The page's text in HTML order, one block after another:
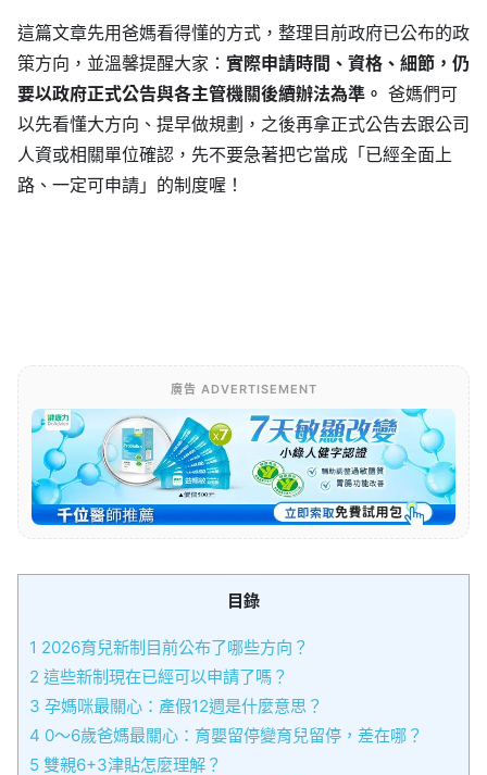
這篇文章先用爸媽看得懂的方式，整理目前政府已公布的政
策方向，並溫馨提醒大家： 實際申請時間、資格、細節，仍
要以政府正式公告與各主管機關後續辦法為準。 爸媽們可
以先看懂大方向、提早做規劃，之後再拿正式公告去跟公司
人資或相關單位確認，先不要急著把它當成「已經全面上
路、一定可申請」的制度喔！
廣告 ADVERTISEMENT
目錄
1 2026育兒新制目前公布了哪些方向？
2 這些新制現在已經可以申請了嗎？
3 孕媽咪最關心：產假12週是什麼意思？
4 0～6歲爸媽最關心：育嬰留停變育兒留停，差在哪？
5 雙親6+3津貼怎麼理解？